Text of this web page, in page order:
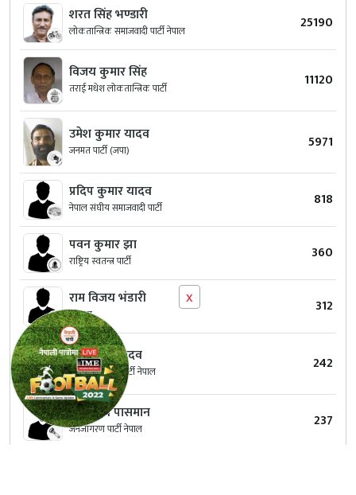
शरत सिंह भण्डारी
लोकतान्त्रिक समाजवादी पार्टी नेपाल 25190
विजय कुमार सिंह
तराई मधेश लोकतान्त्रिक पार्टी 11120
उमेश कुमार यादव
जनमत पार्टी (जपा) 5971
प्रदिप कुमार यादव
नेपाल संघीय समाजवादी पार्टी 818
पवन कुमार झा
राष्ट्रिय स्वतन्त्र पार्टी 360
राम विजय भंडारी
स्वतन्त्र 312
शिवचन्दर यादव
राष्ट्रिय प्रजातन्त्र पार्टी नेपाल 242
विश्‍वनाथ पासमान
जनजागरण पार्टी नेपाल 237
x